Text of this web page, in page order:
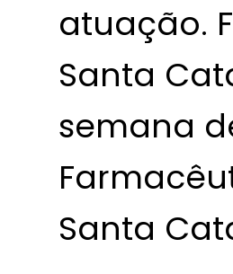
atuação.
Santa
semana
Santa